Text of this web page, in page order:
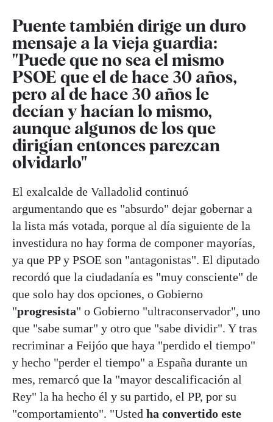
Puente también dirige un duro
mensaje a la vieja guardia:
"Puede que no sea el mismo
PSOE que el de hace 30 años,
pero al de hace 30 años le
decían y hacían lo mismo,
aunque algunos de los que
dirigían entonces parezcan
olvidarlo"
El exalcalde de Valladolid continuó
argumentando que es "absurdo" dejar gobernar a
la lista más votada, porque al día siguiente de la
investidura no hay forma de componer mayorías,
ya que PP y PSOE son "antagonistas". El diputado
recordó que la ciudadanía es "muy consciente" de
que solo hay dos opciones, o Gobierno
"progresista" o Gobierno "ultraconservador", uno
que "sabe sumar" y otro que "sabe dividir". Y tras
recriminar a Feijóo que haya "perdido el tiempo"
y hecho "perder el tiempo" a España durante un
mes, remarcó que la "mayor descalificación al
Rey" la ha hecho él y su partido, el PP, por su
"comportamiento". "Usted ha convertido este